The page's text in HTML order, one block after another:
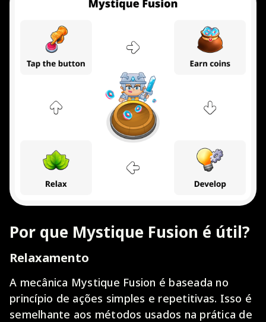
Por que Mystique Fusion é útil?
Relaxamento
A mecânica Mystique Fusion é baseada no
princípio de ações simples e repetitivas. Isso é
semelhante aos métodos usados na prática de